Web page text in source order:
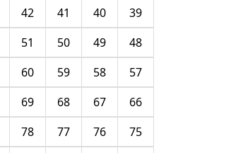
39
40
41
42
48
49
50
51
57
58
59
60
66
67
68
69
75
76
77
78